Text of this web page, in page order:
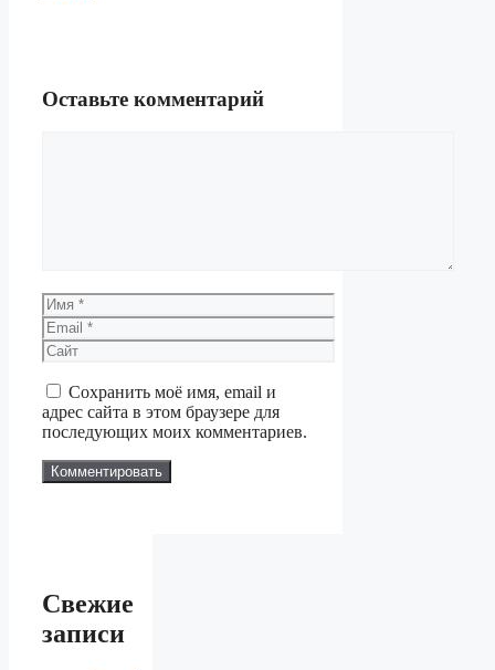
Оставьте комментарий
Имя
Email
Сайт
Сохранить моё имя, email и
адрес сайта в этом браузере для
последующих моих комментариев.
Свежие
записи